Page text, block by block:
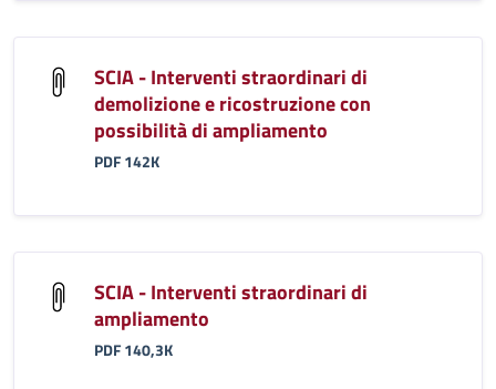
SCIA - Interventi straordinari di
demolizione e ricostruzione con
possibilità di ampliamento
PDF 142K
SCIA - Interventi straordinari di
ampliamento
PDF 140,3K